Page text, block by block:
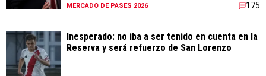
MERCADO DE PASES 2026 175
Inesperado: no iba a ser tenido en cuenta en la
Reserva y será refuerzo de San Lorenzo